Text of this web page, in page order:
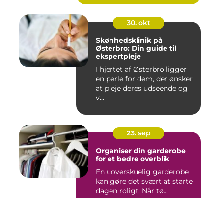
30. okt
Skønhedsklinik på
Østerbro: Din guide til
ekspertpleje
I hjertet af Østerbro ligger
en perle for dem, der ønsker
at pleje deres udseende og
v...
23. sep
Organiser din garderobe
for et bedre overblik
En uoverskuelig garderobe
kan gøre det svært at starte
dagen roligt. Når tø...